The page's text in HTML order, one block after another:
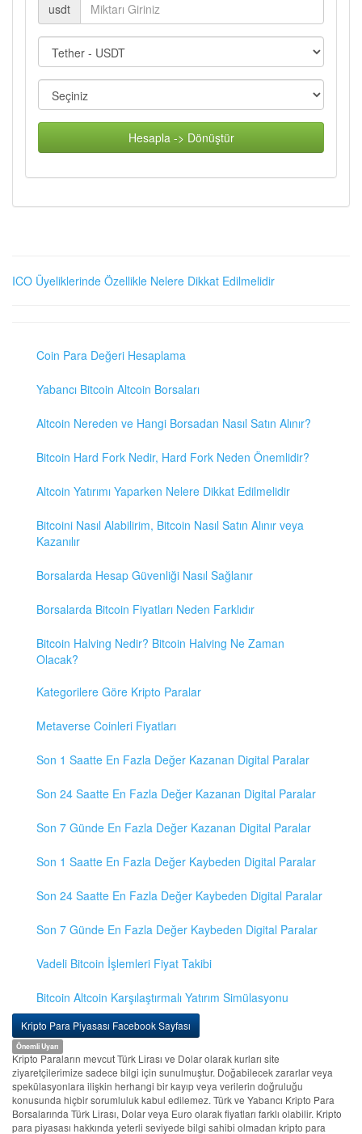
usdt
Hesapla -> Dönüştür
ICO Üyeliklerinde Özellikle Nelere Dikkat Edilmelidir
Coin Para Değeri Hesaplama
Yabancı Bitcoin Altcoin Borsaları
Altcoin Nereden ve Hangi Borsadan Nasıl Satın Alınır?
Bitcoin Hard Fork Nedir, Hard Fork Neden Önemlidir?
Altcoin Yatırımı Yaparken Nelere Dikkat Edilmelidir
Bitcoini Nasıl Alabilirim, Bitcoin Nasıl Satın Alınır veya
Kazanılır
Borsalarda Hesap Güvenliği Nasıl Sağlanır
Borsalarda Bitcoin Fiyatları Neden Farklıdır
Bitcoin Halving Nedir? Bitcoin Halving Ne Zaman
Olacak?
Kategorilere Göre Kripto Paralar
Metaverse Coinleri Fiyatları
Son 1 Saatte En Fazla Değer Kazanan Digital Paralar
Son 24 Saatte En Fazla Değer Kazanan Digital Paralar
Son 7 Günde En Fazla Değer Kazanan Digital Paralar
Son 1 Saatte En Fazla Değer Kaybeden Digital Paralar
Son 24 Saatte En Fazla Değer Kaybeden Digital Paralar
Son 7 Günde En Fazla Değer Kaybeden Digital Paralar
Vadeli Bitcoin İşlemleri Fiyat Takibi
Bitcoin Altcoin Karşılaştırmalı Yatırım Simülasyonu
Kripto Para Piyasası Facebook Sayfası
Önemli Uyarı
Kripto Paraların mevcut Türk Lirası ve Dolar olarak kurları site
ziyaretçilerimize sadece bilgi için sunulmuştur. Doğabilecek zararlar veya
spekülasyonlara ilişkin herhangi bir kayıp veya verilerin doğruluğu
konusunda hiçbir sorumluluk kabul edilemez. Türk ve Yabancı Kripto Para
Borsalarında Türk Lirası, Dolar veya Euro olarak fiyatları farklı olabilir. Kripto
para piyasası hakkında yeterli seviyede bilgi sahibi olmadan kripto para